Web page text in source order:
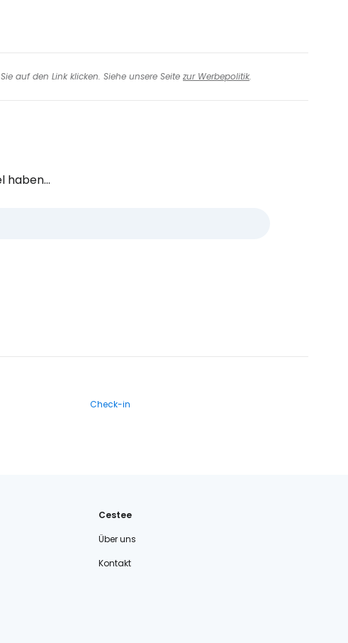
auf den Link klicken. Siehe unsere Seite zur Werbepolitik.
haben...
Check-in
Cestee
Über uns
Kontakt